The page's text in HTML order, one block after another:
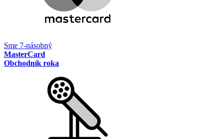
Sme 7-násobný
MasterCard
Obchodník roka